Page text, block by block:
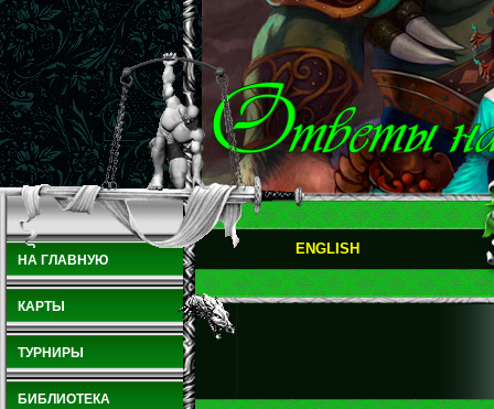
НА ГЛАВНУЮ
КАРТЫ
ТУРНИРЫ
БИБЛИОТЕКА
ENGLISH